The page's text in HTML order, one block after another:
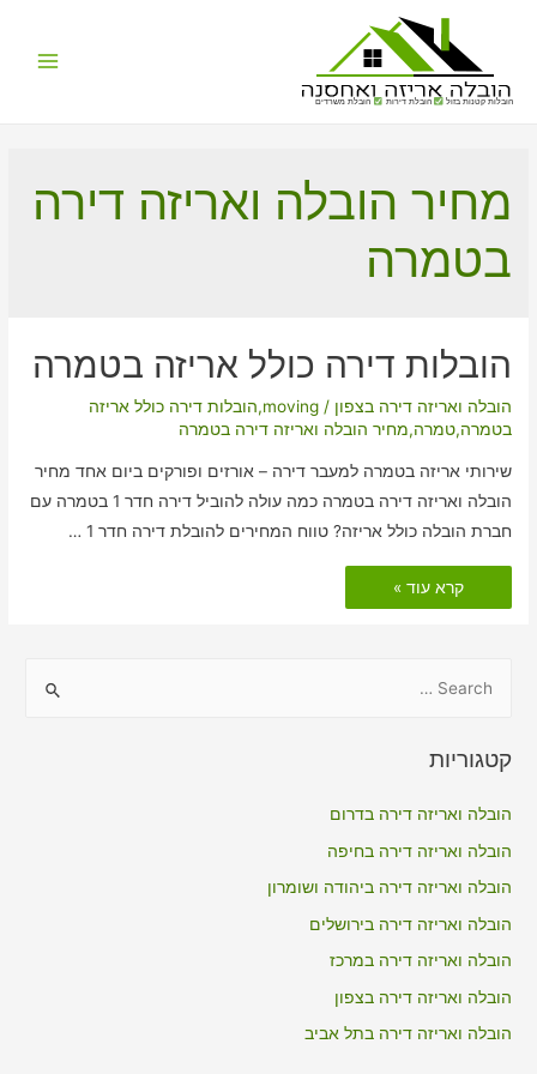
הובלות קטנות בזול הובלת דירות הובלת משרדים
מחיר הובלה ואריזה דירה
בטמרה
הובלות דירה כולל אריזה בטמרה
הובלה ואריזה דירה בצפון /
moving
,הובלות דירה כולל אריזה
בטמרה,טמרה,מחיר הובלה ואריזה דירה בטמרה
שירותי אריזה בטמרה למעבר דירה – אורזים ופורקים ביום אחד מחיר
הובלה ואריזה דירה בטמרה כמה עולה להוביל דירה חדר 1 בטמרה עם
חברת הובלה כולל אריזה? טווח המחירים להובלת דירה חדר 1 …
הובלות
דירה
כולל
קרא עוד »
r
o
r
:
קטגוריות
הובלה ואריזה דירה בדרום
הובלה ואריזה דירה בחיפה
הובלה ואריזה דירה ביהודה ושומרון
הובלה ואריזה דירה בירושלים
הובלה ואריזה דירה במרכז
הובלה ואריזה דירה בצפון
הובלה ואריזה דירה בתל אביב